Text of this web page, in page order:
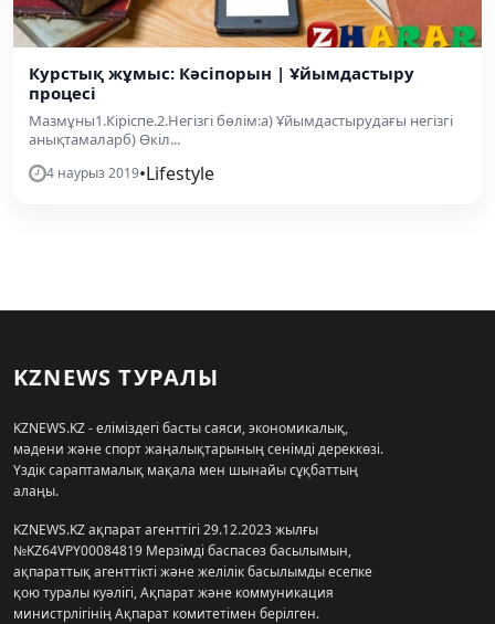
Курстық жұмыс: Кәсіпорын | Ұйымдастыру
процесі
Мазмұны1.Кіріспе.2.Негізгі бөлім:а) Ұйымдастырудағы негізгі
анықтамаларб) Өкіл...
4 наурыз 2019•Lifestyle
KZNEWS ТУРАЛЫ
KZNEWS.KZ - еліміздегі басты саяси, экономикалық,
мәдени және спорт жаңалықтарының сенімді дереккөзі.
Үздік сараптамалық мақала мен шынайы сұқбаттың
алаңы.
KZNEWS.KZ ақпарат агенттігі 29.12.2023 жылғы
№KZ64VPY00084819 Мерзімді баспасөз басылымын,
ақпараттық агенттікті және желілік басылымды есепке
қою туралы куәлігі, Ақпарат және коммуникация
министрлігінің Ақпарат комитетімен берілген.